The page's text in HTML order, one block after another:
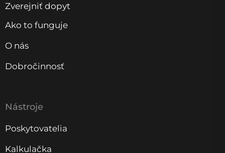
Zverejniť dopyt
Ako to funguje
O nás
Dobročinnosť
Nástroje
Poskytovatelia
Kalkulačka